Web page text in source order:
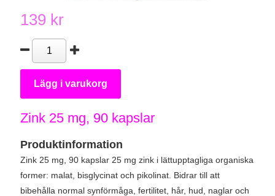
Zink 25 mg, 90 kapslar
Produktinformation
Zink 25 mg, 90 kapslar 25 mg zink i lättupptagliga organiska
former: malat, bisglycinat och pikolinat. Bidrar till att
bibehålla normal synförmåga, fertilitet, hår, hud, naglar och
139 kr
Lägg i varukorg